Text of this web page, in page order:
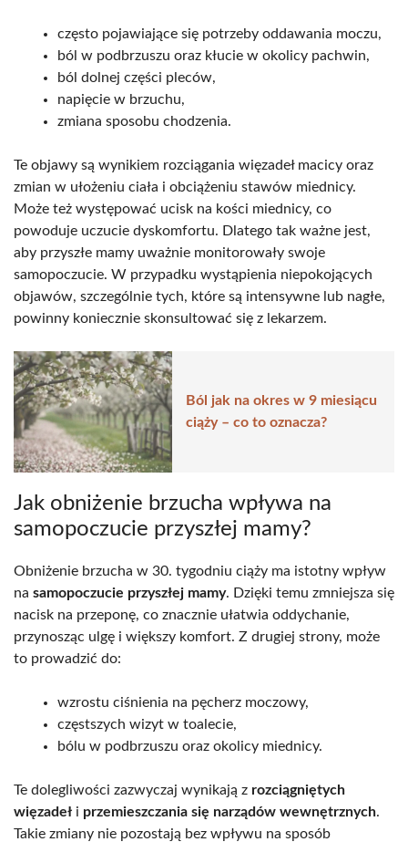
często pojawiające się potrzeby oddawania moczu,
ból w podbrzuszu oraz kłucie w okolicy pachwin,
ból dolnej części pleców,
napięcie w brzuchu,
zmiana sposobu chodzenia.
Te objawy są wynikiem rozciągania więzadeł macicy oraz
zmian w ułożeniu ciała i obciążeniu stawów miednicy.
Może też występować ucisk na kości miednicy, co
powoduje uczucie dyskomfortu. Dlatego tak ważne jest,
aby przyszłe mamy uważnie monitorowały swoje
samopoczucie. W przypadku wystąpienia niepokojących
objawów, szczególnie tych, które są intensywne lub nagłe,
powinny koniecznie skonsultować się z lekarzem.
Ból jak na okres w 9 miesiącu
ciąży – co to oznacza?
Jak obniżenie brzucha wpływa na
samopoczucie przyszłej mamy?
Obniżenie brzucha w 30. tygodniu ciąży ma istotny wpływ
na samopoczucie przyszłej mamy. Dzięki temu zmniejsza się
nacisk na przeponę, co znacznie ułatwia oddychanie,
przynosząc ulgę i większy komfort. Z drugiej strony, może
to prowadzić do:
wzrostu ciśnienia na pęcherz moczowy,
częstszych wizyt w toalecie,
bólu w podbrzuszu oraz okolicy miednicy.
Te dolegliwości zazwyczaj wynikają z rozciągniętych
więzadeł i przemieszczania się narządów wewnętrznych.
Takie zmiany nie pozostają bez wpływu na sposób